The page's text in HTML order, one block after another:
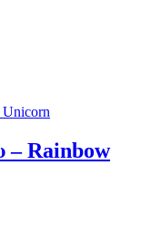
– Rainbow